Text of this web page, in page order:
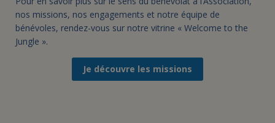
nos missions, nos engagements et notre équipe de
bénévoles, rendez-vous sur notre vitrine « Welcome to the
Jungle ».
Je découvre les missions